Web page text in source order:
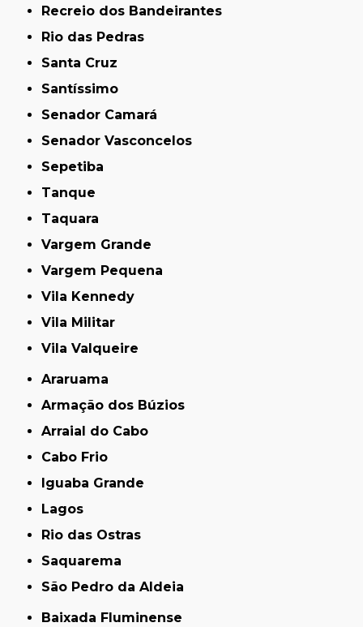
Recreio dos Bandeirantes
Rio das Pedras
Santa Cruz
Santíssimo
Senador Camará
Senador Vasconcelos
Sepetiba
Tanque
Taquara
Vargem Grande
Vargem Pequena
Vila Kennedy
Vila Militar
Vila Valqueire
Araruama
Armação dos Búzios
Arraial do Cabo
Cabo Frio
Iguaba Grande
Lagos
Rio das Ostras
Saquarema
São Pedro da Aldeia
Baixada Fluminense